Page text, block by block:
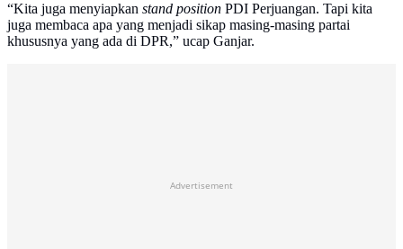
“Kita juga menyiapkan stand position PDI Perjuangan. Tapi kita
juga membaca apa yang menjadi sikap masing-masing partai
khususnya yang ada di DPR,” ucap Ganjar.
Advertisement